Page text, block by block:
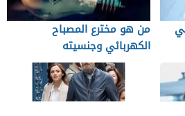
من هو مخترع المصباح
الكهربائي وجنسيته